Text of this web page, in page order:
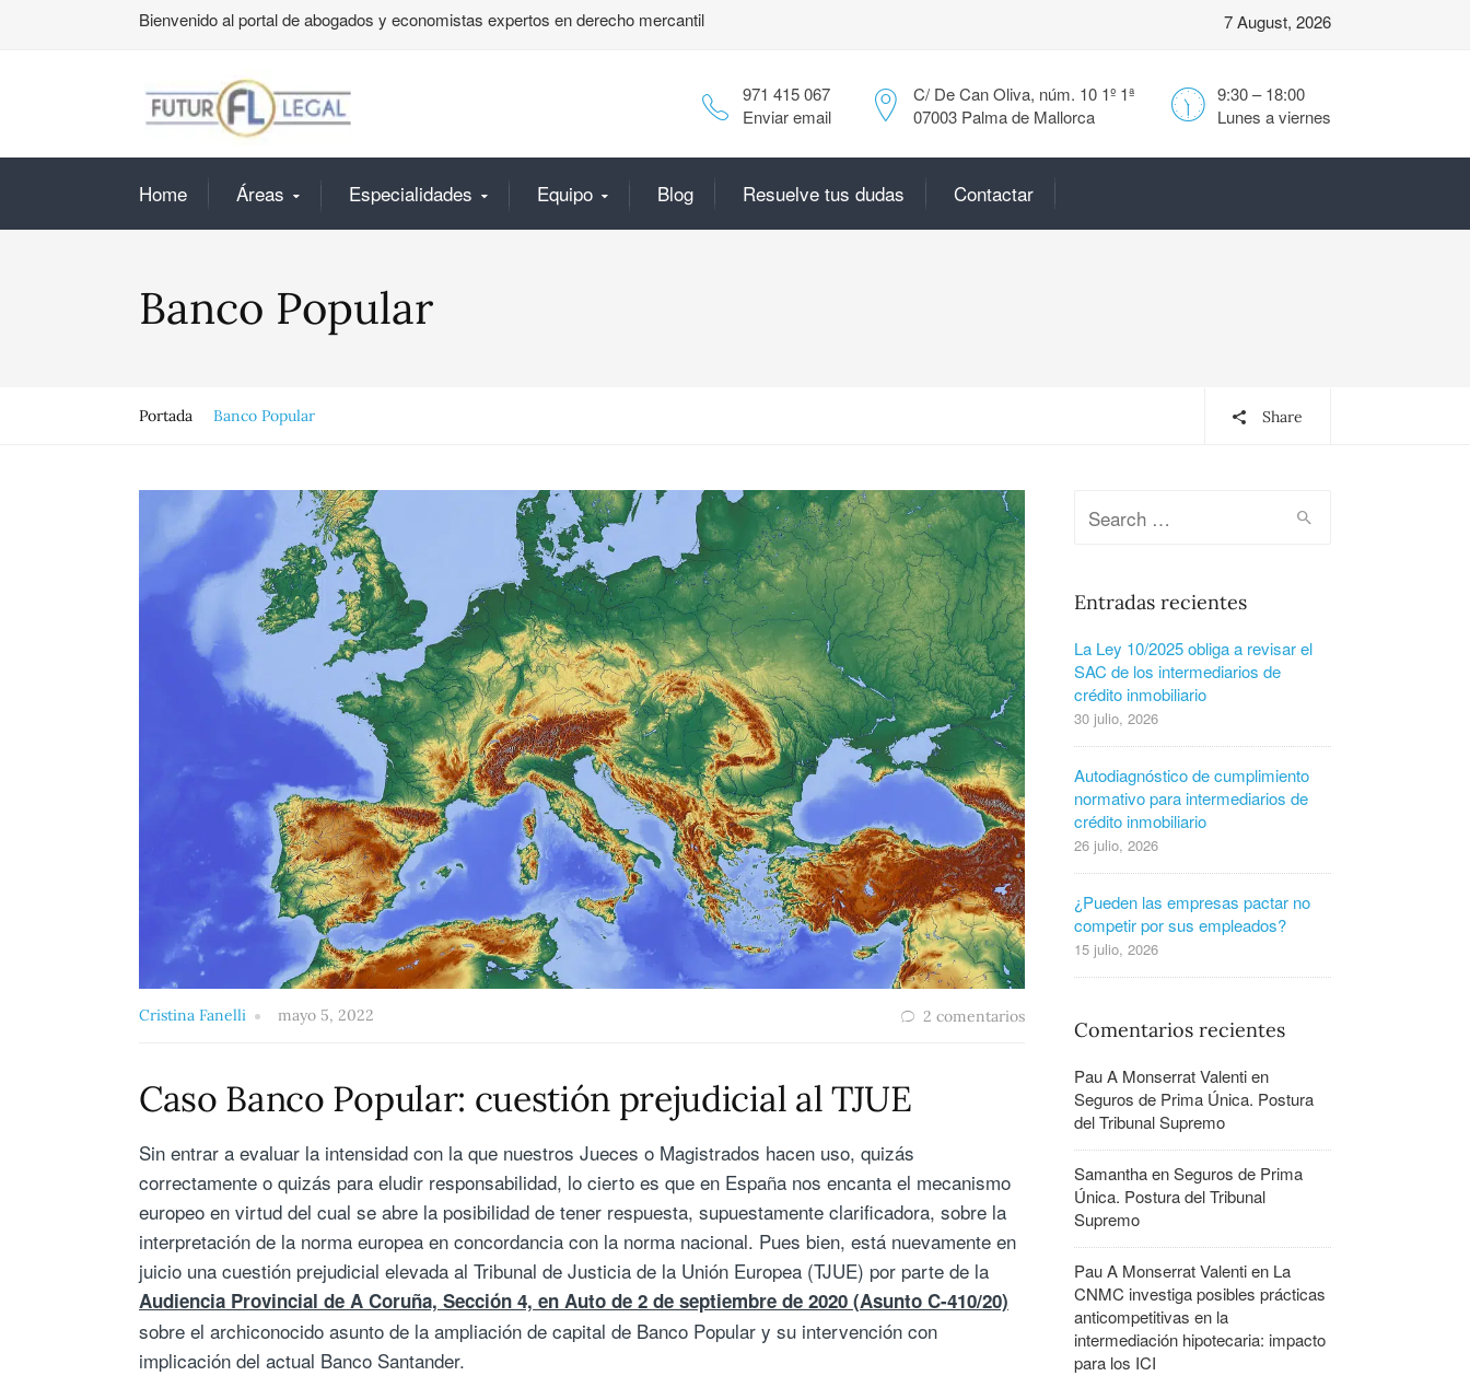
Bienvenido al portal de abogados y economistas expertos en derecho mercantil 7 August, 2026
9:30 – 18:00
Lunes a viernes
C/ De Can Oliva, núm. 10 1º 1ª
07003 Palma de Mallorca
971 415 067
Enviar email
Home Áreas Especialidades Equipo Blog Resuelve tus dudas Contactar
Banco Popular
Portada Banco Popular Share
Cristina Fanelli mayo 5, 2022 2 comentarios
Caso Banco Popular: cuestión prejudicial al TJUE
Sin entrar a evaluar la intensidad con la que nuestros Jueces o Magistrados hacen uso, quizás
correctamente o quizás para eludir responsabilidad, lo cierto es que en España nos encanta el mecanismo
europeo en virtud del cual se abre la posibilidad de tener respuesta, supuestamente clarificadora, sobre la
interpretación de la norma europea en concordancia con la norma nacional. Pues bien, está nuevamente en
juicio una cuestión prejudicial elevada al Tribunal de Justicia de la Unión Europea (TJUE) por parte de la
Audiencia Provincial de A Coruña, Sección 4, en Auto de 2 de septiembre de 2020 (Asunto C-410/20)
sobre el archiconocido asunto de la ampliación de capital de Banco Popular y su intervención con
implicación del actual Banco Santander.
Entradas recientes
La Ley 10/2025 obliga a revisar el
SAC de los intermediarios de
crédito inmobiliario
30 julio, 2026
Autodiagnóstico de cumplimiento
normativo para intermediarios de
crédito inmobiliario
26 julio, 2026
¿Pueden las empresas pactar no
competir por sus empleados?
15 julio, 2026
Comentarios recientes
Pau A Monserrat Valentien
Seguros de Prima Única. Postura
del Tribunal Supremo
SamanthaenSeguros de Prima
Única. Postura del Tribunal
Supremo
Pau A Monserrat Valentien La
CNMC investiga posibles prácticas
anticompetitivas en la
intermediación hipotecaria: impacto
para los ICI